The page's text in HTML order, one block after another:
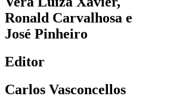
Ronald Carvalhosa e
José Pinheiro
Editor
Carlos Vasconcellos